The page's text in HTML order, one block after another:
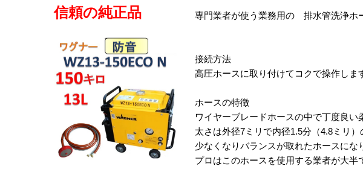
専門業者が使う業務用の 排水管洗浄ホ
接続方法
高圧ホースに取り付けてコクで操作しま
ホースの特徴
ワイヤーブレードホースの中で丁度良
太さは外径7ミリで内径1.5分（4.8ミリ
少なくなりバランスが取れたホースにな
プロはこのホースを使用する業者が大半